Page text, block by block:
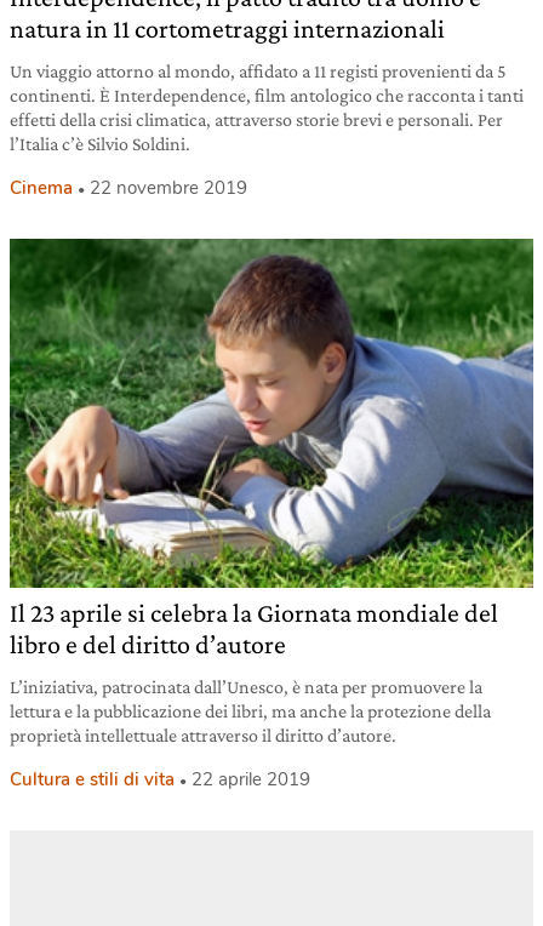
natura in 11 cortometraggi internazionali
Un viaggio attorno al mondo, affidato a 11 registi provenienti da 5
continenti. È Interdependence, film antologico che racconta i tanti
effetti della crisi climatica, attraverso storie brevi e personali. Per
l’Italia c’è Silvio Soldini.
Cinema 22 novembre 2019
Il 23 aprile si celebra la Giornata mondiale del
libro e del diritto d’autore
L’iniziativa, patrocinata dall’Unesco, è nata per promuovere la
lettura e la pubblicazione dei libri, ma anche la protezione della
proprietà intellettuale attraverso il diritto d’autore.
Cultura e stili di vita 22 aprile 2019